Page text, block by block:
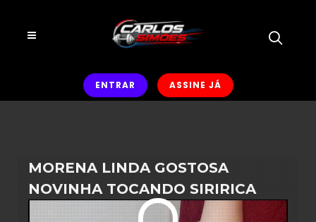
ENTRAR ASSINE JÁ
MORENA LINDA GOSTOSA
NOVINHA TOCANDO SIRIRICA